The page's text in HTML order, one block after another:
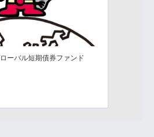
ーバル短期債券ファンド